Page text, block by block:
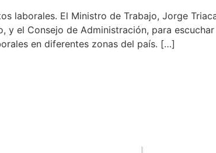
laborales. El Ministro de Trabajo, Jorge
y el Consejo de Administración, para
en diferentes zonas del país. […]